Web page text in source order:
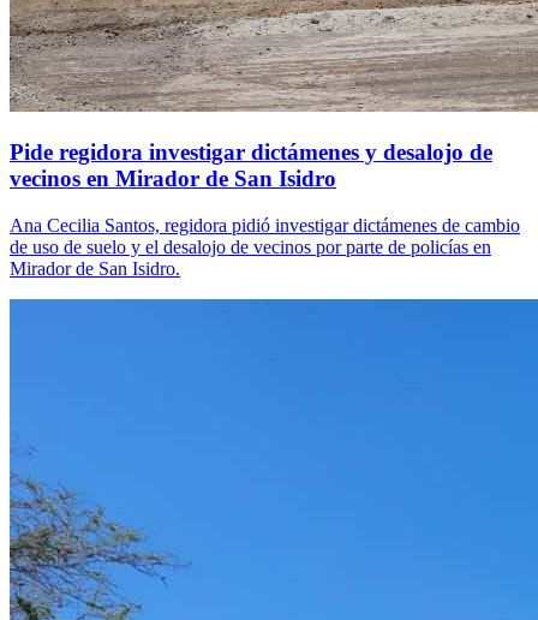
Pide regidora investigar dictámenes y desalojo de
vecinos en Mirador de San Isidro
Ana Cecilia Santos, regidora pidió investigar dictámenes de cambio
de uso de suelo y el desalojo de vecinos por parte de policías en
Mirador de San Isidro.